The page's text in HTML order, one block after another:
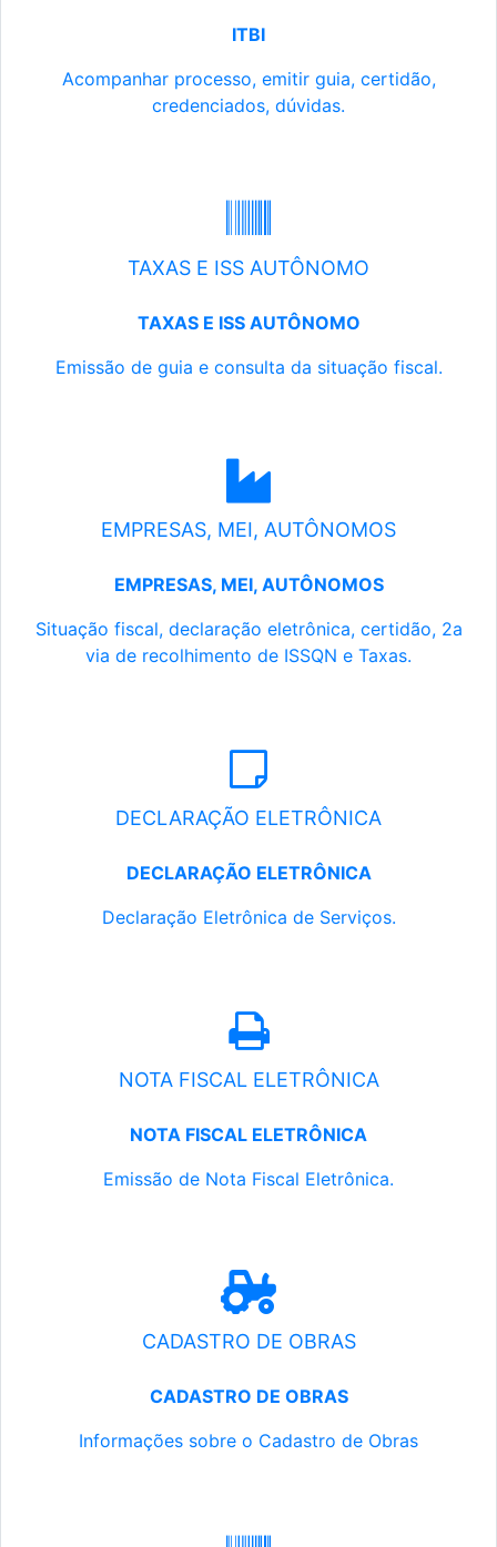
ITBI
Acompanhar processo, emitir guia, certidão,
credenciados, dúvidas.
TAXAS E ISS AUTÔNOMO
TAXAS E ISS AUTÔNOMO
Emissão de guia e consulta da situação fiscal.
EMPRESAS, MEI, AUTÔNOMOS
EMPRESAS, MEI, AUTÔNOMOS
Situação fiscal, declaração eletrônica, certidão, 2a
via de recolhimento de ISSQN e Taxas.
DECLARAÇÃO ELETRÔNICA
DECLARAÇÃO ELETRÔNICA
Declaração Eletrônica de Serviços.
NOTA FISCAL ELETRÔNICA
NOTA FISCAL ELETRÔNICA
Emissão de Nota Fiscal Eletrônica.
CADASTRO DE OBRAS
CADASTRO DE OBRAS
Informações sobre o Cadastro de Obras